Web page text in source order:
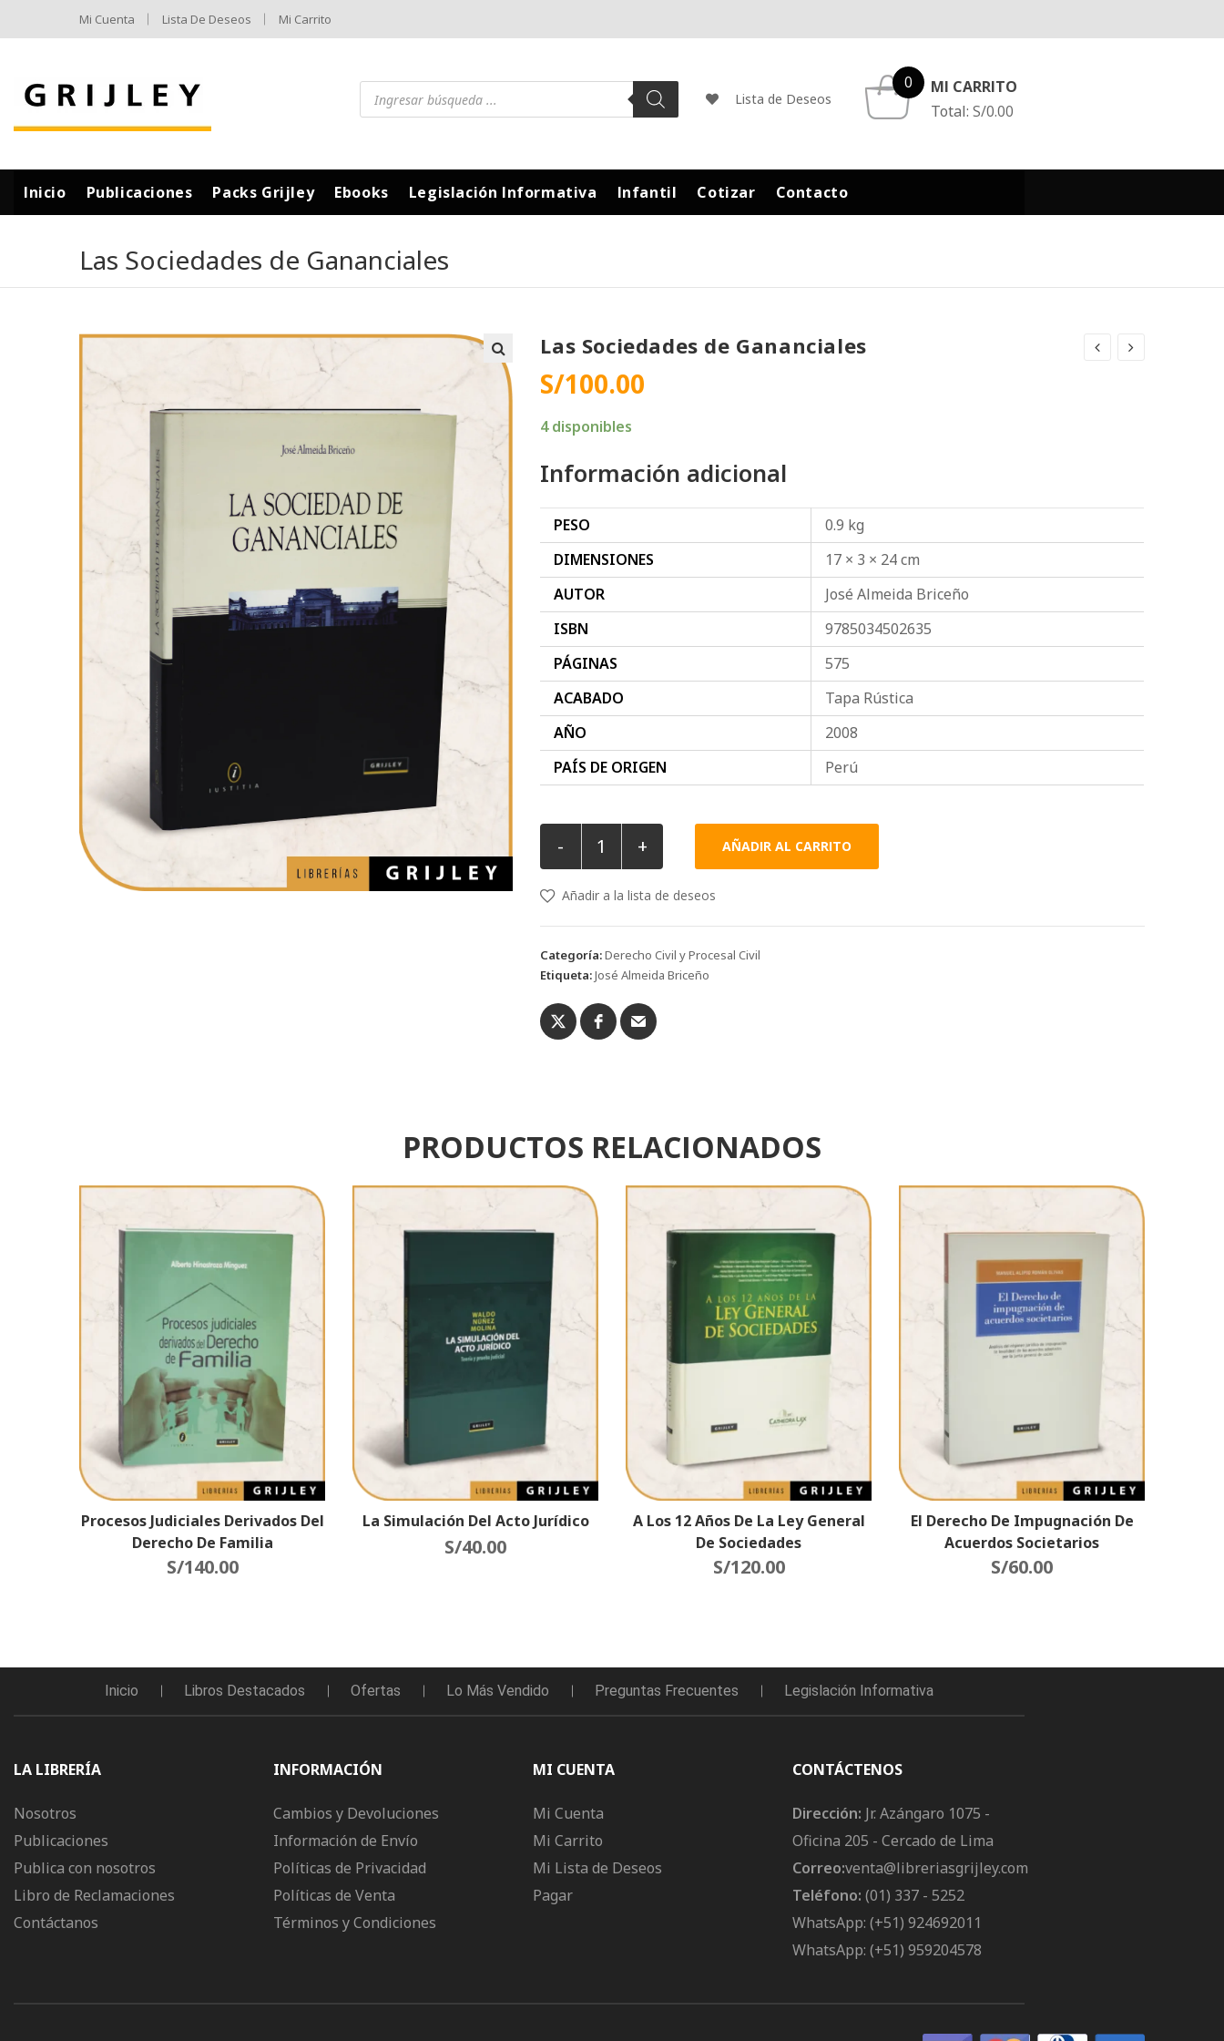
Mi Cuenta Lista De Deseos Mi Carrito
Lista de Deseos
0
MI CARRITO
Total: S/0.00
Inicio Publicaciones Packs Grijley Ebooks Legislación Informativa Infantil Cotizar Contacto
Las Sociedades de Gananciales
Las Sociedades de Gananciales
S/100.00
4 disponibles
Información adicional
PESO
0.9 kg
DIMENSIONES
17 × 3 × 24 cm
AUTOR
José Almeida Briceño
ISBN
9785034502635
PÁGINAS
575
ACABADO
Tapa Rústica
AÑO
2008
PAÍS DE ORIGEN
Perú
- + AÑADIR AL CARRITO
Añadir a la lista de deseos
Categoría:Derecho Civil y Procesal Civil
Etiqueta:José Almeida Briceño
PRODUCTOS RELACIONADOS
Procesos Judiciales Derivados Del
Derecho De Familia
S/140.00
La Simulación Del Acto Jurídico
S/40.00
A Los 12 Años De La Ley General
De Sociedades
S/120.00
El Derecho De Impugnación De
Acuerdos Societarios
S/60.00
Inicio Libros Destacados Ofertas Lo Más Vendido Preguntas Frecuentes Legislación Informativa
LA LIBRERÍA
Nosotros
Publicaciones
Publica con nosotros
Libro de Reclamaciones
Contáctanos
INFORMACIÓN
Cambios y Devoluciones
Información de Envío
Políticas de Privacidad
Políticas de Venta
Términos y Condiciones
MI CUENTA
Mi Cuenta
Mi Carrito
Mi Lista de Deseos
Pagar
CONTÁCTENOS
Dirección: Jr. Azángaro 1075 -
Oficina 205 - Cercado de Lima
Correo:venta@libreriasgrijley.com
Teléfono: (01) 337 - 5252
WhatsApp: (+51) 924692011
WhatsApp: (+51) 959204578